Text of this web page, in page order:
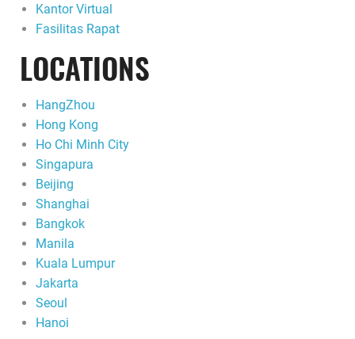
Kantor Virtual
Fasilitas Rapat
LOCATIONS
HangZhou
Hong Kong
Ho Chi Minh City
Singapura
Beijing
Shanghai
Bangkok
Manila
Kuala Lumpur
Jakarta
Seoul
Hanoi